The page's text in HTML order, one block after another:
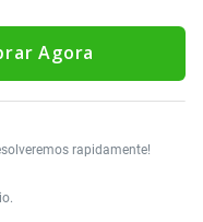
Agora
rapidamente!